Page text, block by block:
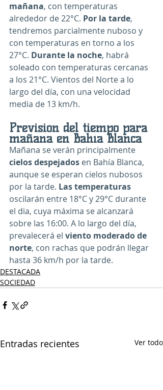
mañana, con temperaturas
alrededor de 22°C. Por la tarde,
tendremos parcialmente nuboso y
con temperaturas en torno a los
27°C. Durante la noche, habrá
soleado con temperaturas cercanas
a los 21°C. Vientos del Norte a lo
largo del día, con una velocidad
media de 13 km/h.
Previsión del tiempo para
mañana en Bahía Blanca
Mañana se verán principalmente
cielos despejados en Bahía Blanca,
aunque se esperan cielos nubosos
por la tarde. Las temperaturas
oscilarán entre 18°C y 29°C durante
el dia, cuya máxima se alcanzará
sobre las 16:00. A lo largo del día,
prevalecerá el viento moderado de
norte, con rachas que podrán llegar
hasta 36 km/h por la tarde.
DESTACADA
SOCIEDAD
Entradas recientes Ver todo